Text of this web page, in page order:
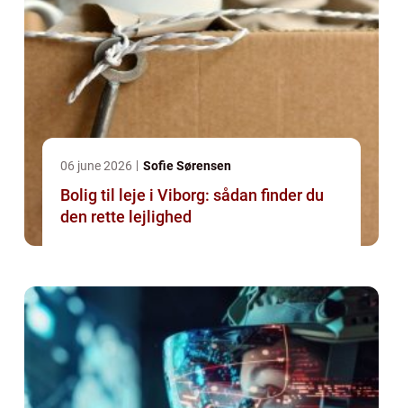
06 june 2026 Sofie Sørensen
Bolig til leje i Viborg: sådan finder du
den rette lejlighed